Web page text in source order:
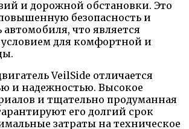
и дорожной обстановки. Это
безопасность и
автомобиля, что является
для комфортной и
VeilSide отличается
и надежностью. Высокое
и тщательно продуманная
его долгий срок
затраты на техническое